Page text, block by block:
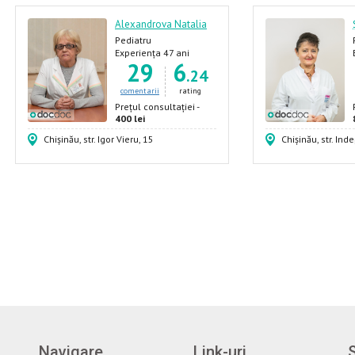
Alexandrova Natalia
Pediatru
Experiența 47 ani
29
comentarii
6.24
rating
Prețul consultației -
400 lei
Chișinău, str. Igor Vieru, 15
Chișinău, str.